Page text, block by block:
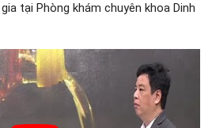
tại Phòng khám chuyên khoa Dinh